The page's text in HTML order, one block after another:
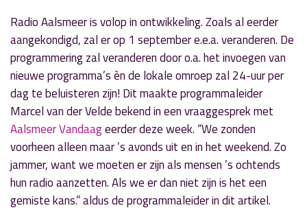
Radio Aalsmeer is volop in ontwikkeling. Zoals al eerder
aangekondigd, zal er op 1 september e.e.a. veranderen. De
programmering zal veranderen door o.a. het invoegen van
nieuwe programma’s èn de lokale omroep zal 24-uur per
dag te beluisteren zijn! Dit maakte programmaleider
Marcel van der Velde bekend in een vraaggesprek met
Aalsmeer Vandaageerder deze week. “We zonden
voorheen alleen maar ’s avonds uit en in het weekend. Zo
jammer, want we moeten er zijn als mensen ’s ochtends
hun radio aanzetten. Als we er dan niet zijn is het een
gemiste kans.” aldus de programmaleider in dit artikel.